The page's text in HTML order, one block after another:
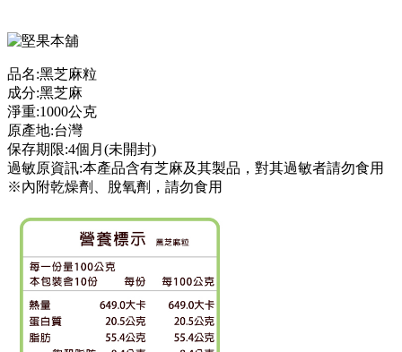
品名:黑芝麻粒
成分:黑芝麻
淨重:1000公克
原產地:台灣
保存期限:4個月(未開封)
過敏原資訊:本產品含有芝麻及其製品，對其過敏者請勿食用
※內附乾燥劑、脫氧劑，請勿食用